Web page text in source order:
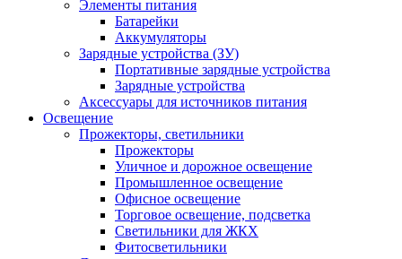
Элементы питания
Батарейки
Аккумуляторы
Зарядные устройства (ЗУ)
Портативные зарядные устройства
Зарядные устройства
Аксессуары для источников питания
Освещение
Прожекторы, светильники
Прожекторы
Уличное и дорожное освещение
Промышленное освещение
Офисное освещение
Торговое освещение, подсветка
Светильники для ЖКХ
Фитосветильники